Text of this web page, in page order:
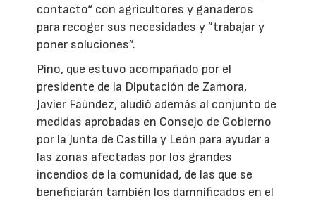
contacto“ con agricultores y ganaderos
para recoger sus necesidades y ”trabajar y
poner soluciones”.
Pino, que estuvo acompañado por el
presidente de la Diputación de Zamora,
Javier Faúndez, aludió además al conjunto de
medidas aprobadas en Consejo de Gobierno
por la Junta de Castilla y León para ayudar a
las zonas afectadas por los grandes
incendios de la comunidad, de las que se
beneficiarán también los damnificados en el